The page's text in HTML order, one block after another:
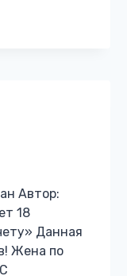
Автор:
18
Данная
Жена по